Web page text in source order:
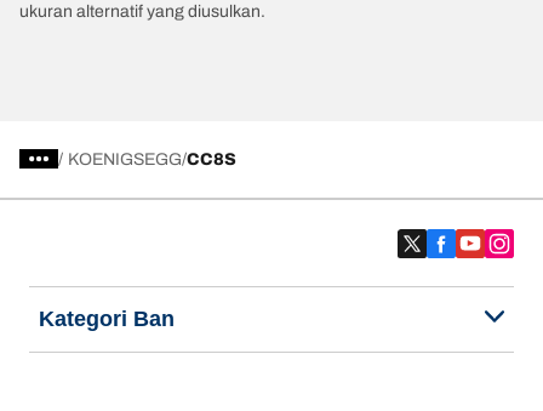
ukuran alternatif yang diusulkan.
/ KOENIGSEGG CC8S
Kategori Ban